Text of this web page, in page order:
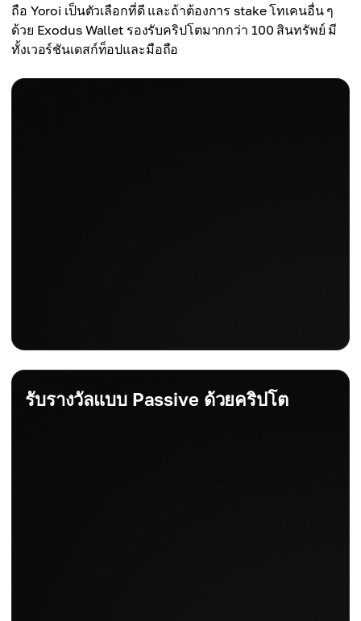
ถือ Yoroi เป็นตัวเลือกที่ดี และถ้าต้องการ stake โทเคนอื่น ๆ
ด้วย Exodus Wallet รองรับคริปโตมากกว่า 100 สินทรัพย์ มี
ทั้งเวอร์ชันเดสก์ท็อปและมือถือ
รับรางวัลแบบ Passive ด้วยคริปโต